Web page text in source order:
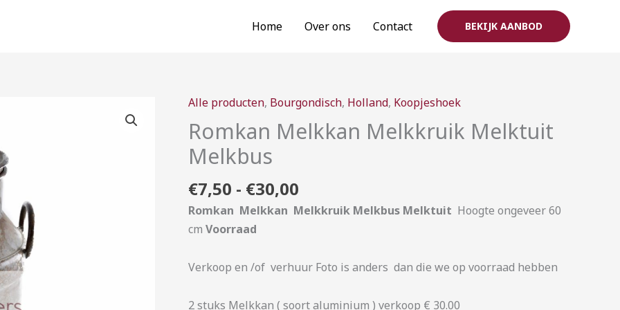
Home Over ons Contact BEKIJK AANBOD
Alle producten, Bourgondisch, Holland, Koopjeshoek
Romkan Melkkan Melkkruik Melktuit
Melkbus
€7,50 - €30,00
Prijsklasse:
€7,50
tot
Romkan Melkkan Melkkruik Melkbus Melktuit Hoogte ongeveer 60
cm Voorraad
Verkoop en /of verhuur Foto is anders dan die we op voorraad hebben
2 stuks Melkkan ( soort aluminium ) verkoop € 30.00
Romkan
Melkkan
Melkkruik
Melktuit
Melkbus
aantal